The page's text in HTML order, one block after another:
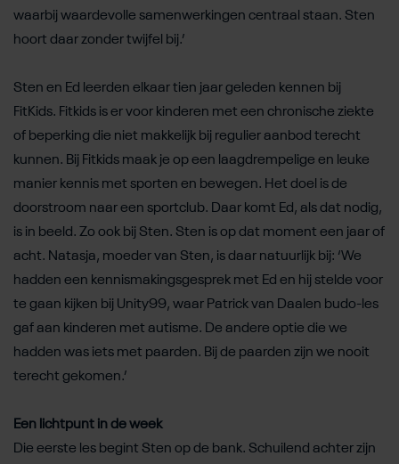
waarbij waardevolle samenwerkingen centraal staan. Sten
hoort daar zonder twijfel bij.’
Sten en Ed leerden elkaar tien jaar geleden kennen bij
FitKids. Fitkids is er voor kinderen met een chronische ziekte
of beperking die niet makkelijk bij regulier aanbod terecht
kunnen. Bij Fitkids maak je op een laagdrempelige en leuke
manier kennis met sporten en bewegen. Het doel is de
doorstroom naar een sportclub. Daar komt Ed, als dat nodig,
is in beeld. Zo ook bij Sten. Sten is op dat moment een jaar of
acht. Natasja, moeder van Sten, is daar natuurlijk bij: ‘We
hadden een kennismakingsgesprek met Ed en hij stelde voor
te gaan kijken bij Unity99, waar Patrick van Daalen budo-les
gaf aan kinderen met autisme. De andere optie die we
hadden was iets met paarden. Bij de paarden zijn we nooit
terecht gekomen.’
Een lichtpunt in de week
Die eerste les begint Sten op de bank. Schuilend achter zijn